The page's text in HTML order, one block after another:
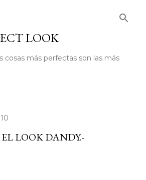
LOOK
cosas más perfectas son las más
LOOK DANDY.-